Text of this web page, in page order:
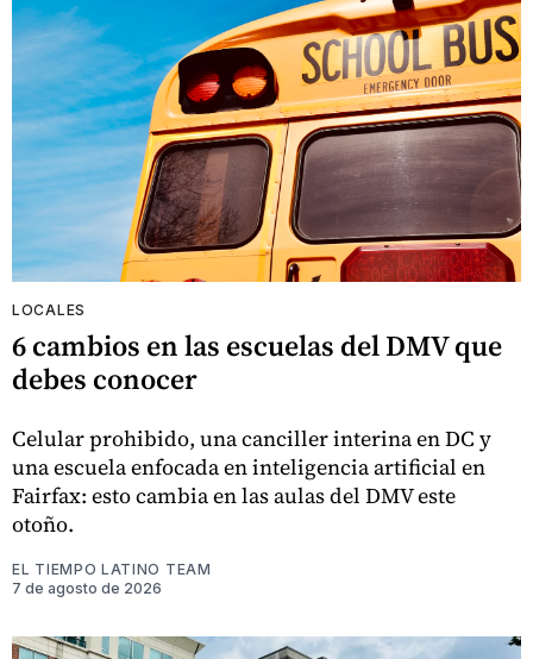
LOCALES
6 cambios en las escuelas del DMV que
debes conocer
Celular prohibido, una canciller interina en DC y
una escuela enfocada en inteligencia artificial en
Fairfax: esto cambia en las aulas del DMV este
otoño.
EL TIEMPO LATINO TEAM
7 de agosto de 2026